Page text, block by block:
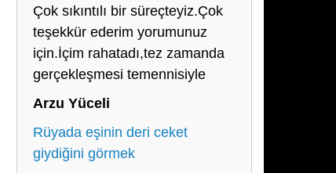
Çok sıkıntılı bir süreçteyiz.Çok
teşekkür ederim yorumunuz
için.İçim rahatadı,tez zamanda
gerçekleşmesi temennisiyle
Arzu Yüceli
Rüyada eşinin deri ceket
giydiğini görmek